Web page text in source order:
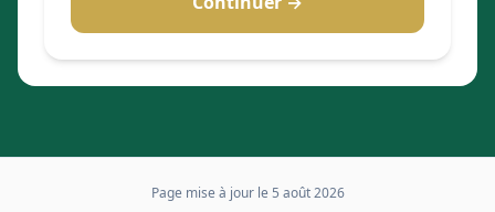
Page mise à jour le 5 août 2026